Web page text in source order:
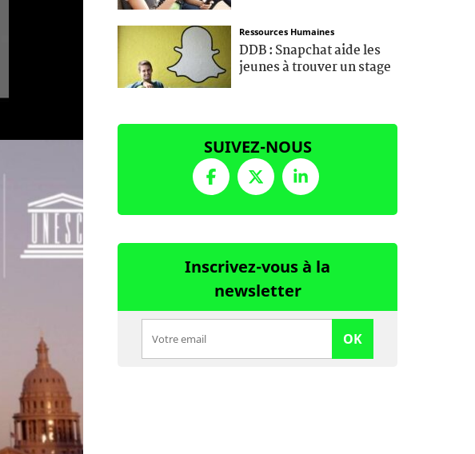
Ressources Humaines
DDB : Snapchat aide les
jeunes à trouver un stage
SUIVEZ-NOUS
Inscrivez-vous à la
newsletter
OK